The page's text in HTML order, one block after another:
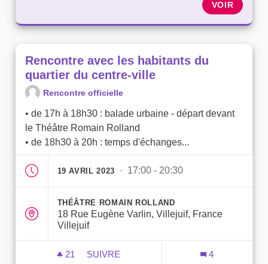
VOIR
Rencontre avec les habitants du
quartier du centre-ville
Rencontre officielle
• de 17h à 18h30 : balade urbaine - départ devant
le Théâtre Romain Rolland
• de 18h30 à 20h : temps d'échanges...
19 AVRIL 2023 · 17:00 - 20:30
THÉÂTRE ROMAIN ROLLAND
18 Rue Eugène Varlin, Villejuif, France
Villejuif
21 21 ABONNÉS
SUIVRE
4